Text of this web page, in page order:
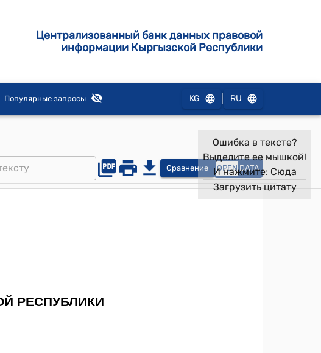
Централизованный банк данных правовой
информации Кыргызской Республики
Популярные запросы KG RU
Сравнение OPEN DATA
Ошибка в тексте?
Выделите ее мышкой!
И нажмите: Сюда
Загрузить цитату